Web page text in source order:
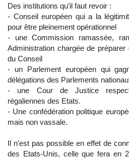
Des institutions qu’il faut revoir :
- Conseil européen qui a la
pour être pleinement opérationnel
- une Commission ramassée,
Administration chargée de préparer
du Conseil
- un Parlement européen qui
délégations des Parlements
- une Cour de Justice
régaliennes des Etats.
- Une confédération politique
mais non vassale.
Il n’est pas possible en effet de
des Etats-Unis, celle que fera en